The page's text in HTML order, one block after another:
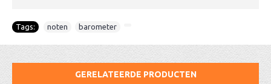
Tags: noten barometer
GERELATEERDE PRODUCTEN